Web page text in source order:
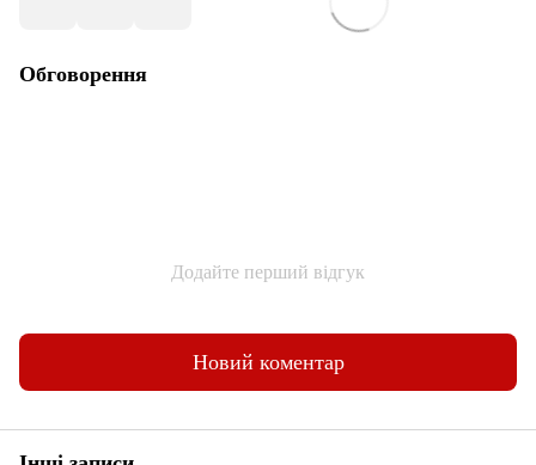
Обговорення
Додайте перший відгук
Новий коментар